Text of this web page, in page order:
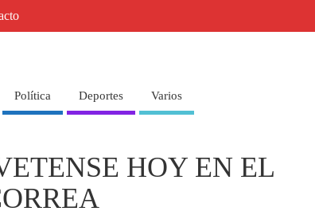
Política Deportes Varios
HOY EN EL